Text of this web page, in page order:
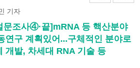
기자
문조사④·끝]mRNA 등 핵산분야
연구 계획있어...구체적인 분야로
개발, 차세대 RNA 기술 등